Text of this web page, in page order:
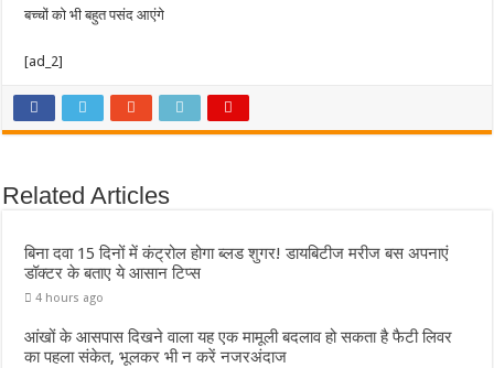
बच्चों को भी बहुत पसंद आएंगे
[ad_2]
Related Articles
बिना दवा 15 दिनों में कंट्रोल होगा ब्लड शुगर! डायबिटीज मरीज बस अपनाएं
डॉक्टर के बताए ये आसान टिप्स
4 hours ago
आंखों के आसपास दिखने वाला यह एक मामूली बदलाव हो सकता है फैटी लिवर
का पहला संकेत, भूलकर भी न करें नजरअंदाज